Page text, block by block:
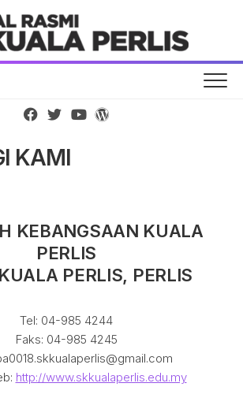
KAMI
KEBANGSAAN KUALA
PERLIS
PERLIS, PERLIS
Tel: 04-985 4244
Faks: 04-985 4245
http://www.skkualaperlis.edu.my